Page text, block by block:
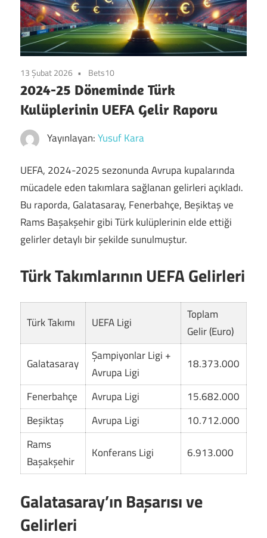
13 Şubat 2026 Bets10
2024-25 Döneminde Türk
Kulüplerinin UEFA Gelir Raporu
Yayınlayan:Yusuf Kara
UEFA, 2024-2025 sezonunda Avrupa kupalarında
mücadele eden takımlara sağlanan gelirleri açıkladı.
Bu raporda, Galatasaray, Fenerbahçe, Beşiktaş ve
Rams Başakşehir gibi Türk kulüplerinin elde ettiği
gelirler detaylı bir şekilde sunulmuştur.
Türk Takımlarının UEFA Gelirleri
Türk Takımı UEFA Ligi
Toplam
Gelir (Euro)
Galatasaray
Şampiyonlar Ligi +
Avrupa Ligi
18.373.000
Fenerbahçe Avrupa Ligi
15.682.000
Beşiktaş
Avrupa Ligi
10.712.000
Rams
Başakşehir
Konferans Ligi 6.913.000
Galatasaray’ın Başarısı ve
Gelirleri